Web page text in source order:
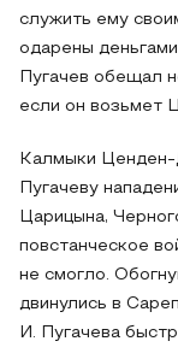
служить ему
одарены
Пугачев обещал
если он возьмет
Калмыки
Пугачеву
Царицына,
повстанческое
не смогло.
двинулись в
И. Пугачева